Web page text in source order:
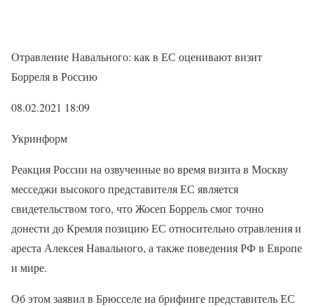
Отравление Навального: как в ЕС оценивают визит
Борреля в Россию
08.02.2021 18:09
Укринформ
Реакция России на озвученные во время визита в Москву
месседжи высокого представителя ЕС является
свидетельством того, что Жосеп Боррель смог точно
донести до Кремля позицию ЕС относительно отравления и
ареста Алексея Навального, а также поведения РФ в Европе
и мире.
Об этом заявил в Брюсселе на брифинге представитель ЕС